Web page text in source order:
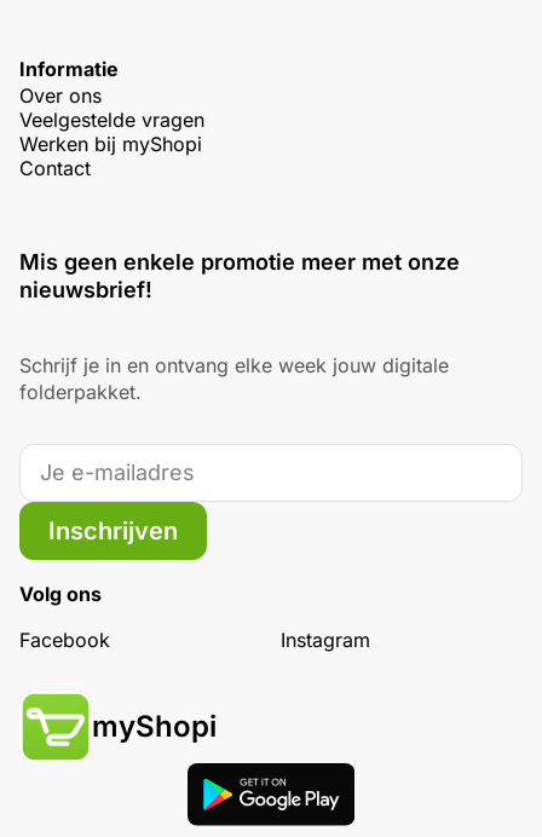
Informatie
Over ons
Veelgestelde vragen
Werken bij myShopi
Contact
Mis geen enkele promotie meer met onze
nieuwsbrief!
Schrijf je in en ontvang elke week jouw digitale
folderpakket.
Inschrijven
Volg ons
Facebook
Instagram
myShopi